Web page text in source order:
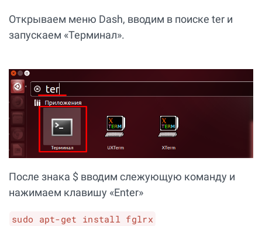
Открываем меню Dash, вводим в поиске ter и
запускаем «Терминал».
После знака $ вводим слежующую команду и
нажимаем клавишу «Enter»
sudo apt-get install fglrx